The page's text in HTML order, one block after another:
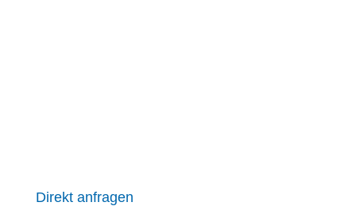
Direkt anfragen